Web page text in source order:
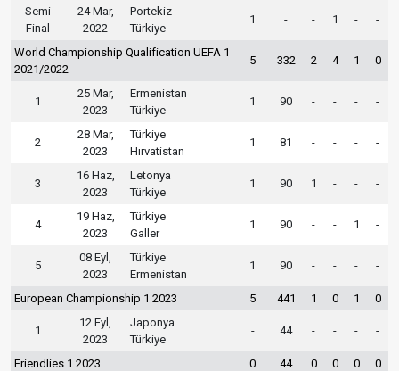
Semi
Final
24 Mar,
2022
Portekiz
Türkiye
1 - - 1 - -
World Championship Qualification UEFA 1
2021/2022
5 332 2 4 1 0
1
25 Mar,
2023
Ermenistan
Türkiye
1 90 - - - -
2
28 Mar,
2023
Türkiye
Hırvatistan
1 81 - - - -
3
16 Haz,
2023
Letonya
Türkiye
1 90 1 - - -
4
19 Haz,
2023
Türkiye
Galler
1 90 - - 1 -
5
08 Eyl,
2023
Türkiye
Ermenistan
1 90 - - - -
European Championship 1 2023 5 441 1 0 1 0
1
12 Eyl,
2023
Japonya
Türkiye
- 44 - - - -
Friendlies 1 2023 0 44 0 0 0 0